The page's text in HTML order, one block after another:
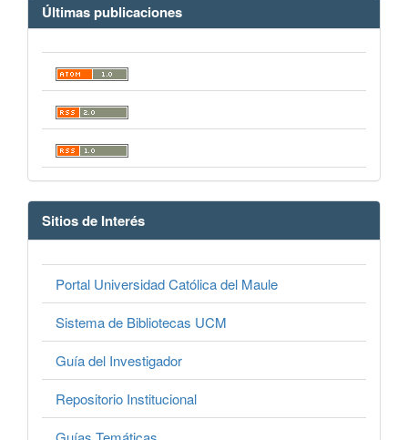
Últimas publicaciones
Sitios de Interés
Portal Universidad Católica del Maule
Sistema de Bibliotecas UCM
Guía del Investigador
Repositorio Institucional